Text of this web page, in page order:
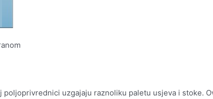
uzgajaju raznoliku paletu usjeva i stoke.